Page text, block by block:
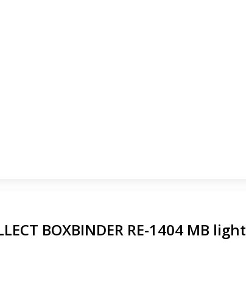
BOXBINDER RE-1404 МB light